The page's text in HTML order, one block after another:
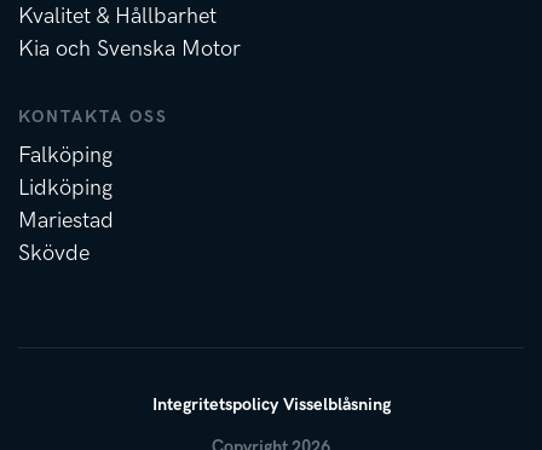
Kvalitet & Hållbarhet
Kia och Svenska Motor
KONTAKTA OSS
Falköping
Lidköping
Mariestad
Skövde
Integritetspolicy Visselblåsning